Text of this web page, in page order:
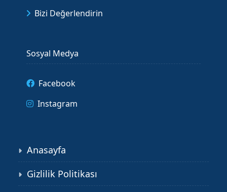
Bizi Değerlendirin
Sosyal Medya
Facebook
Instagram
Anasayfa
Gizlilik Politikası